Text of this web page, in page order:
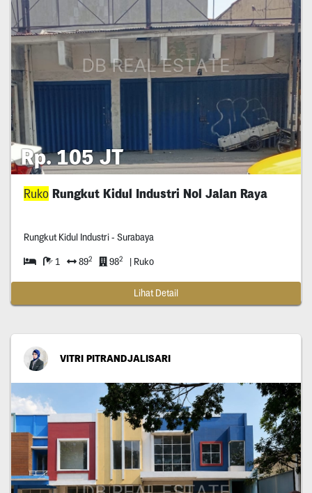
Rp. 105 JT
RukoRungkut Kidul Industri Nol Jalan Raya
Rungkut Kidul Industri - Surabaya
1 892 982 | Ruko
Lihat Detail
VITRI PITRANDJALISARI